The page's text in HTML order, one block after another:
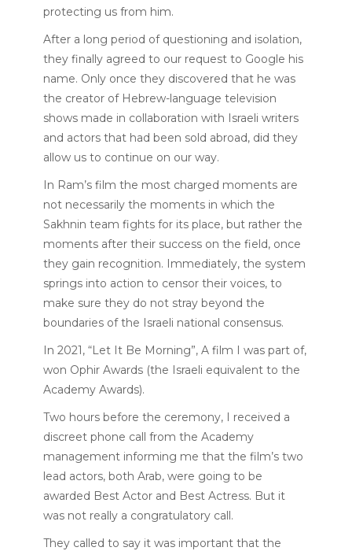
protecting us from him.
After a long period of questioning and isolation,
they finally agreed to our request to Google his
name. Only once they discovered that he was
the creator of Hebrew-language television
shows made in collaboration with Israeli writers
and actors that had been sold abroad, did they
allow us to continue on our way.
In Ram’s film the most charged moments are
not necessarily the moments in which the
Sakhnin team fights for its place, but rather the
moments after their success on the field, once
they gain recognition. Immediately, the system
springs into action to censor their voices, to
make sure they do not stray beyond the
boundaries of the Israeli national consensus.
In 2021, “Let It Be Morning”, A film I was part of,
won Ophir Awards (the Israeli equivalent to the
Academy Awards).
Two hours before the ceremony, I received a
discreet phone call from the Academy
management informing me that the film’s two
lead actors, both Arab, were going to be
awarded Best Actor and Best Actress. But it
was not really a congratulatory call.
They called to say it was important that the